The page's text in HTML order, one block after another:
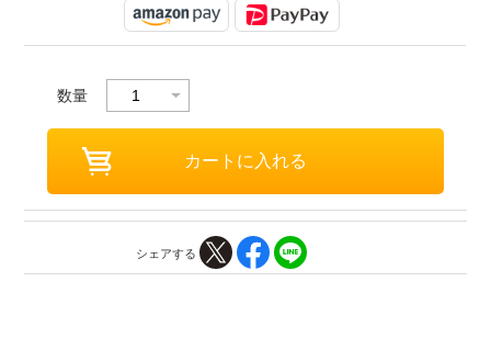
数量
シェアする